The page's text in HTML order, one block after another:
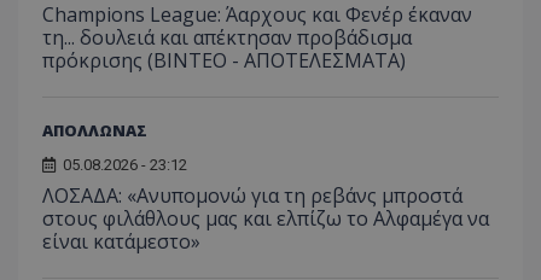
Champions League: Άαρχους και Φενέρ έκαναν
τη... δουλειά και απέκτησαν προβάδισμα
πρόκρισης (ΒΙΝΤΕΟ - ΑΠΟΤΕΛΕΣΜΑΤΑ)
ΑΠΟΛΛΩΝΑΣ
05.08.2026 - 23:12
ΛΟΣΑΔΑ: «Ανυπομονώ για τη ρεβάνς μπροστά
στους φιλάθλους μας και ελπίζω το Αλφαμέγα να
είναι κατάμεστο»